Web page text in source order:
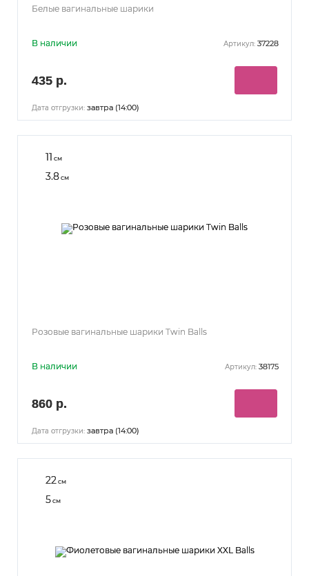
Белые вагинальные шарики
В наличии Артикул: 37228
435 р.
Дата отгрузки: завтра (14:00)
11 см
3.8см
Розовые вагинальные шарики Twin Balls
В наличии Артикул: 38175
860 р.
Дата отгрузки: завтра (14:00)
22см
5см